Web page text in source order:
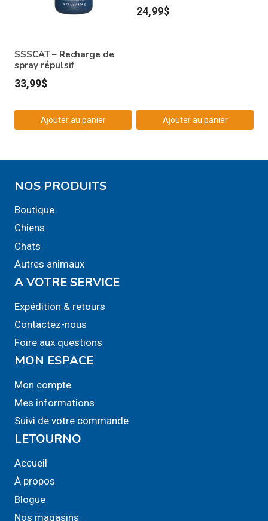
SSSCAT – Recharge de
spray répulsif
33,99$
Ajouter au panier
24,99$
Ajouter au panier
NOS PRODUITS
Boutique
Chiens
Chats
Autres animaux
A VOTRE SERVICE
Expédition & retours
Contactez-nous
Foire aux questions
MON ESPACE
Mon compte
Mes informations
Suivi de votre commande
LETOURNO
Accueil
À propos
Blogue
Nos magasins